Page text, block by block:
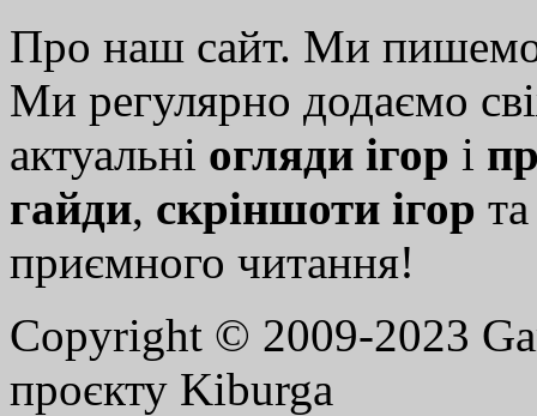
Про наш сайт. Ми
Ми регулярно додаємо
актуальні огляди ігор і
гайди, скріншоти ігор
приємного читання!
Copyright © 2009-2023
проєкту Kiburga